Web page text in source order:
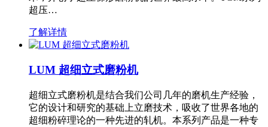
超压…
了解详情
LUM 超细立式磨粉机
超细立式磨粉机是结合我们公司几年的磨机生产经验，
它的设计和研究的基础上立磨技术，吸收了世界各地的
超细粉碎理论的一种先进的轧机。本系列产品是一种专